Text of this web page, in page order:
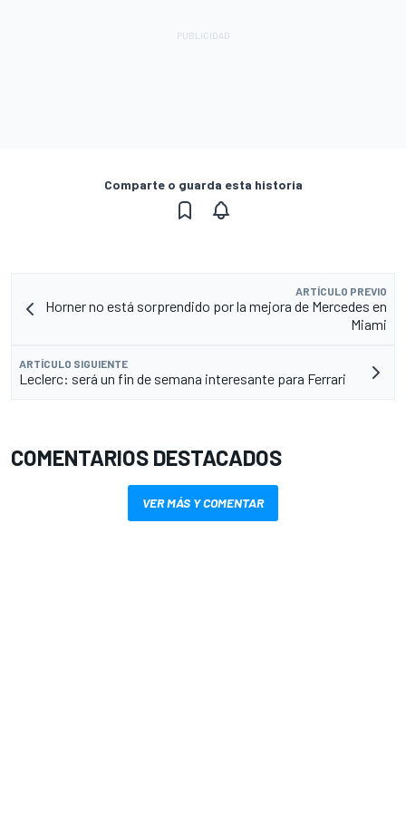
Comparte o guarda esta historia
ARTÍCULO PREVIO
Horner no está sorprendido por la mejora de Mercedes en
Miami
ARTÍCULO SIGUIENTE
Leclerc: será un fin de semana interesante para Ferrari
COMENTARIOS DESTACADOS
VER MÁS Y COMENTAR